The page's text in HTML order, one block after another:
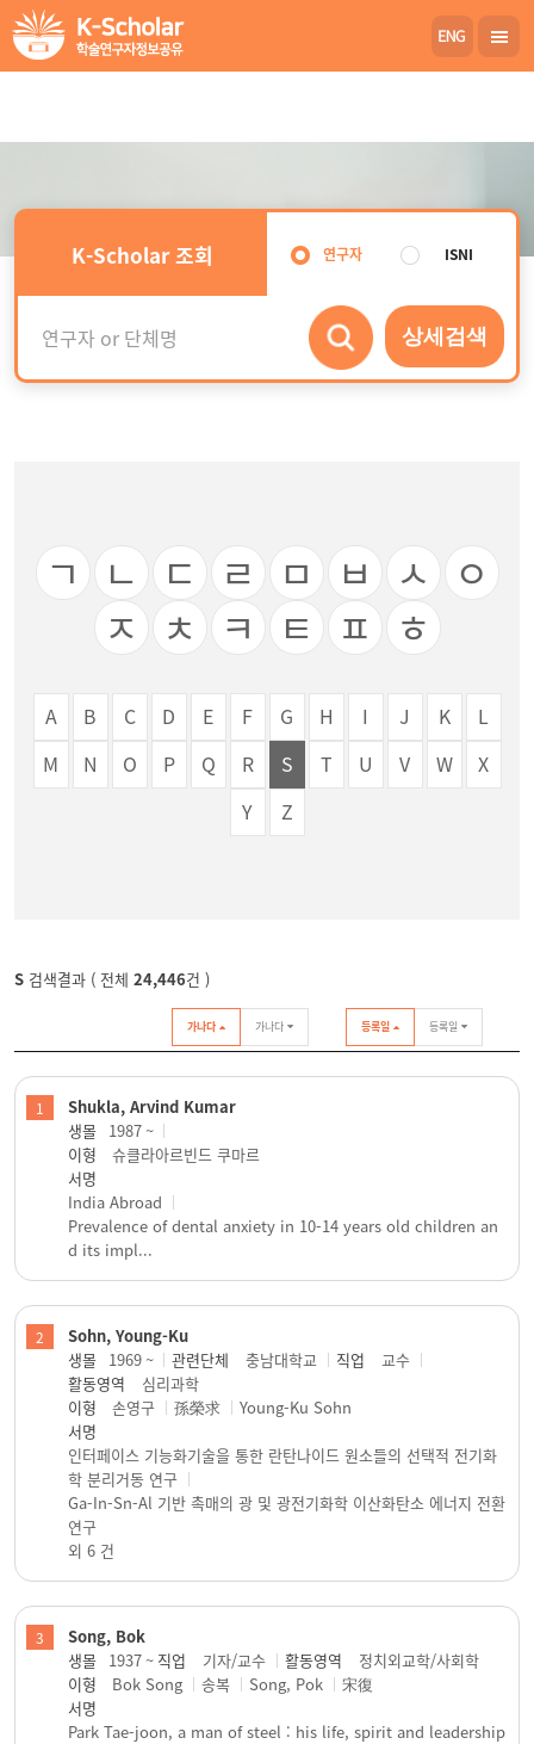
K-Scholar 조회 연구자 ISNI
상세검색
ㄱ ㄴ ㄷ ㄹ ㅁ ㅂ ㅅ
ㅇ
ㅈ ㅊ ㅋ ㅌ ㅍ ㅎ
A B C D E F G H I J K
L
M
N O P Q R S T U V W
X
Y
Z
S 검색결과 ( 전체 24,446건 )
등록일 등록일
가나다 가나다
1
Shukla, Arvind Kumar
생몰 1987 ~
이형
슈클라아르빈드 쿠마르
서명
India Abroad
Prevalence of dental anxiety in 10-14 years old children an
d its impl...
2
Sohn, Young-Ku
생몰 1969 ~ 관련단체 충남대학교 직업
교수
활동영역
심리과학
이형
손영구 孫榮求
Young-Ku Sohn
서명
인터페이스 기능화기술을 통한 란탄나이드 원소들의 선택적 전기화
학 분리거동 연구
Ga-In-Sn-Al 기반 촉매의 광 및 광전기화학 이산화탄소 에너지 전환
연구
외 6 건
3
Song, Bok
생몰 1937 ~ 직업 기자/교수 활동영역
정치외교학/사회학
이형
Bok Song 송복 Song, Pok
宋復
서명
Park Tae-joon, a man of steel : his life, spirit and leadership